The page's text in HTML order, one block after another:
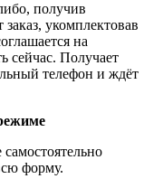
получив
укомплектовав
на
сейчас. Получает
телефон и ждёт
форму.